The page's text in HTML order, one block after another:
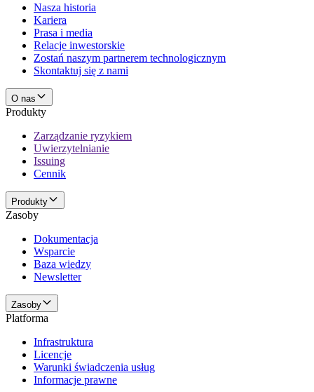
Nasza historia
Kariera
Prasa i media
Relacje inwestorskie
Zostań naszym partnerem technologicznym
Skontaktuj się z nami
O nas
Produkty
Zarządzanie ryzykiem
Uwierzytelnianie
Issuing
Cennik
Produkty
Zasoby
Dokumentacja
Wsparcie
Baza wiedzy
Newsletter
Zasoby
Platforma
Infrastruktura
Licencje
Warunki świadczenia usług
Informacje prawne